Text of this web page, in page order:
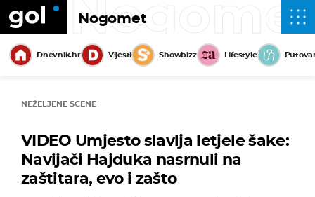
Nogomet
Dnevnik.hr Vijesti Showbizz Lifestyle
NEŽELJENE SCENE
VIDEO Umjesto slavlja letjele šake:
Navijači Hajduka nasrnuli na
zaštitara, evo i zašto